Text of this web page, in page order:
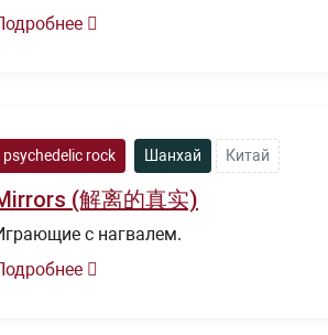
psychedelic rock Шанхай Китай
(解离的真实)
с нагвалем.